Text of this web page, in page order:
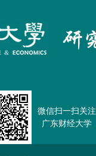
微信扫一扫关注
广东财经大学